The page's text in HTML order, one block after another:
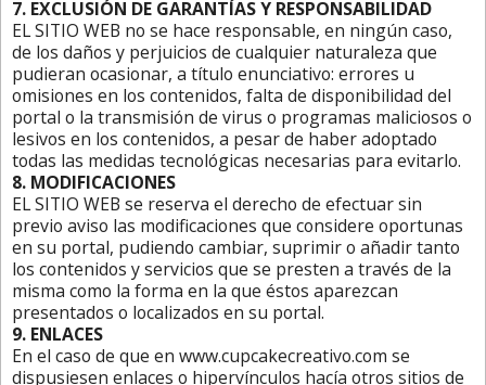
7. EXCLUSIÓN DE GARANTÍAS Y RESPONSABILIDAD
EL SITIO WEB no se hace responsable, en ningún caso,
de los daños y perjuicios de cualquier naturaleza que
pudieran ocasionar, a título enunciativo: errores u
omisiones en los contenidos, falta de disponibilidad del
portal o la transmisión de virus o programas maliciosos o
lesivos en los contenidos, a pesar de haber adoptado
todas las medidas tecnológicas necesarias para evitarlo.
8. MODIFICACIONES
EL SITIO WEB se reserva el derecho de efectuar sin
previo aviso las modificaciones que considere oportunas
en su portal, pudiendo cambiar, suprimir o añadir tanto
los contenidos y servicios que se presten a través de la
misma como la forma en la que éstos aparezcan
presentados o localizados en su portal.
9. ENLACES
En el caso de que en www.cupcakecreativo.com se
dispusiesen enlaces o hipervínculos hacía otros sitios de